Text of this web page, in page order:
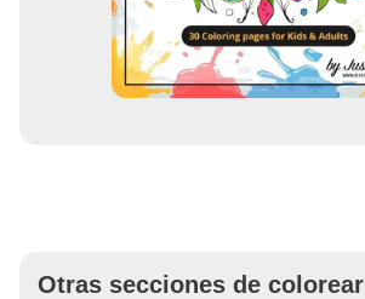
Otras secciones de colorear